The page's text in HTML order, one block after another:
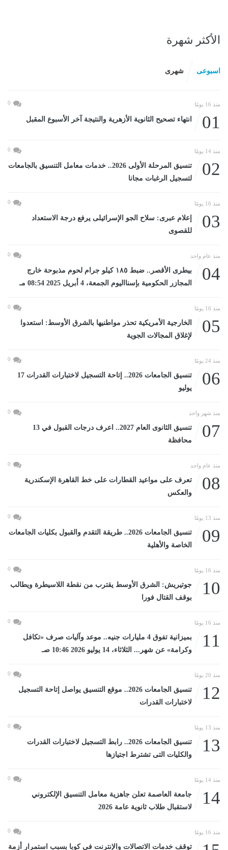
الأكثر شهرة
اسبوعى شهرى
منذ 16 يومًا 0
01 انتهاء تصحيح الثانوية الأزهرية والنتيجة آخر الأسبوع المقبل
منذ 14 يومًا 0
02
تنسيق المرحلة الأولى 2026.. خدمات معامل التنسيق بالجامعات
لتسجيل الرغبات مجانا
منذ 16 يومًا 0
03
إعلام عبرى: سلاح الجو الإسرائيلى يرفع درجة الاستعداد
للقصوى
منذ عام واحد 0
04
بيطرى الأقصر.. ضبط ١٨٥ كيلو جرام لحوم مذبوحة خارج
المجازر الحكومية بإسنااليوم الجمعة، 4 أبريل 2025 08:54 مـ
منذ 16 يومًا 0
05
الخارجية الأمريكية تحذر مواطنيها بالشرق الأوسط: استعدوا
لإغلاق المجالات الجوية
منذ 24 يومًا 0
06
تنسيق الجامعات 2026.. إتاحة التسجيل لاختبارات القدرات 17
يوليو
منذ شهر واحد 0
07
تنسيق الثانوى العام 2027.. اعرف درجات القبول في 13
محافظة
منذ عام واحد 0
08
تعرف على مواعيد القطارات على خط القاهرة الإسكندرية
والعكس
منذ 13 يومًا 0
09
تنسيق الجامعات 2026.. طريقة التقدم والقبول بكليات الجامعات
الخاصة والأهلية
منذ 16 يومًا 0
10
جوتيريش: الشرق الأوسط يقترب من نقطة اللاسيطرة ويطالب
بوقف القتال فورا
منذ 16 يومًا 0
11
بميزانية تفوق 4 مليارات جنيه.. موعد وآليات صرف «تكافل
وكرامة» عن شهر... الثلاثاء، 14 يوليو 2026 10:46 صـ
منذ 20 يومًا 0
12
تنسيق الجامعات 2026.. موقع التنسيق يواصل إتاحة التسجيل
لاختبارات القدرات
منذ 13 يومًا 0
13
تنسيق الجامعات 2026.. رابط التسجيل لاختبارات القدرات
والكليات التى تشترط اجتيازها
منذ 14 يومًا 0
14
جامعة العاصمة تعلن جاهزية معامل التنسيق الإلكتروني
لاستقبال طلاب ثانوية عامة 2026
منذ 16 يومًا 0
توقف خدمات الاتصالات والإنترنت فى كوبا بسبب استمرار أزمة